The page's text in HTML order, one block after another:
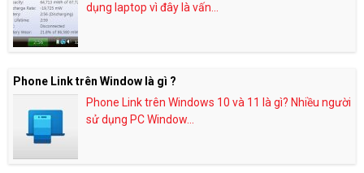
dụng laptop vì đây là vấn...
Phone Link trên Window là gì ?
Phone Link trên Windows 10 và 11 là gì? Nhiều người
sử dụng PC Window...